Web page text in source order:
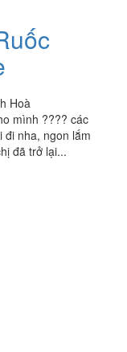
Hoà
mình đã ăn
này ngon nhất,
đc, mình